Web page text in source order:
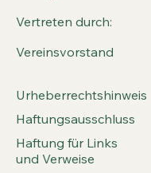
Vertreten durch:
Vereinsvorstand
Urheberrechtshinweis
Haftungsausschluss
Haftung für Links
und Verweise